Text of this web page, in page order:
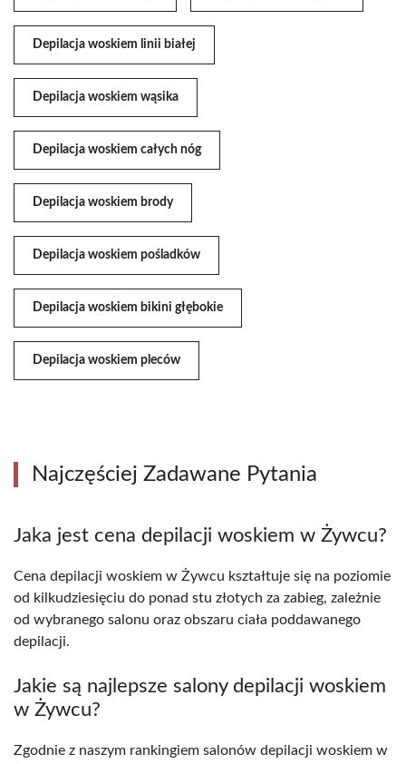
Depilacja woskiem linii białej
Depilacja woskiem wąsika
Depilacja woskiem całych nóg
Depilacja woskiem brody
Depilacja woskiem pośladków
Depilacja woskiem bikini głębokie
Depilacja woskiem pleców
Najczęściej Zadawane Pytania
Jaka jest cena depilacji woskiem w Żywcu?
Cena depilacji woskiem w Żywcu kształtuje się na poziomie
od kilkudziesięciu do ponad stu złotych za zabieg, zależnie
od wybranego salonu oraz obszaru ciała poddawanego
depilacji.
Jakie są najlepsze salony depilacji woskiem
w Żywcu?
Zgodnie z naszym rankingiem salonów depilacji woskiem w